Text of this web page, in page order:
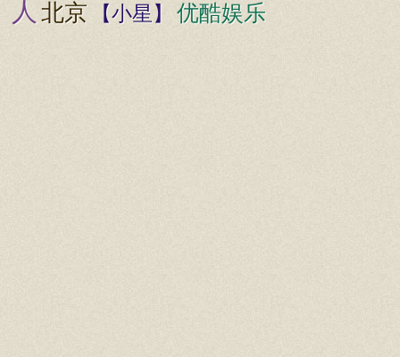
人 北京 【小星】 优酷娱乐